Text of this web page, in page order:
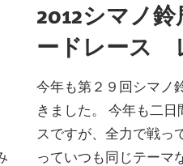
2012シマノ
ードレース
今年も第２９回シマノ
きました。 今年も二
スですが、全力で戦っ
っていつも同じテーマ